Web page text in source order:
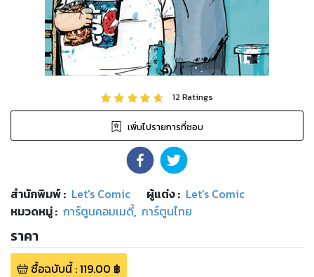
12Ratings
เพิ่มไปรายการที่ชอบ
สำนักพิมพ์: Let's Comic ผู้แต่ง : Let's Comic
หมวดหมู่: การ์ตูนคอมเมดี้, การ์ตูนไทย
ราคา
ซื้อฉบับนี้:119.00 ฿